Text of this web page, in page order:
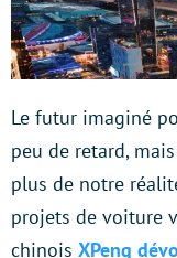
Le futur imaginé
peu de retard,
plus de notre
projets de voiture
chinois XPeng